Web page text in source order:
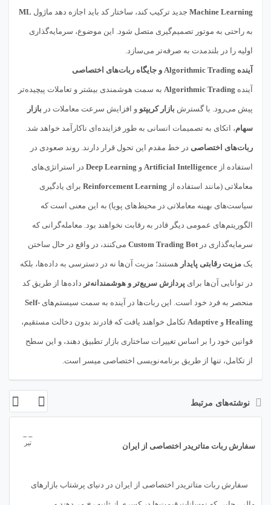
Machine Learning جدید ترکیب کند، ساختار کد باید اجازه دهد ماژول ML
به راحتی به موتور تصمیم‌گیری متصل شود. این موضوع، سرمایه‌گذاری
اولیه را در بلندمدت به صرفه‌تر می‌سازد.
آینده Algorithmic Trading و جایگاه ربات‌های اختصاصی
آینده Algorithmic Trading به سمت هوشمندی بیشتر و تعاملات پیچیده‌تر
پیش می‌رود. با گسترش بازار کریپتو و افزایش سرعت معاملات در بازار
سهام، اتکای به تصمیمات انسانی به طور فزاینده‌ای ناکارآمد خواهد شد.
ربات‌های اختصاصی در خط مقدم این تحول قرار دارند. روند صعودی در
استفاده از Artificial Intelligence و Deep Learning در استراتژی‌های
معاملاتی (مانند استفاده از Reinforcement Learning برای یادگیری
سیاست‌های بهینه معاملاتی در محیط‌های پویا) به این معنی است که
الگوریتم‌های عمومی دیگر قادر به رقابت نخواهند بود. معامله‌گرانی که
سرمایه‌گذاری درCustom Trading Bot می‌کنند، در واقع در حال ساختن
یک مزیت رقابتی پایدار هستند؛ مزیت آن‌ها نه در دسترسی به داده‌ها، بلکه
در توانایی آن‌ها برای پردازش سریع‌تر و هوشمندانه‌تر داده‌ها از طریق کد
منحصر به فرد خود است. این ربات‌ها در آینده به سمت سیستم‌های Self-
Healing و Adaptive تکامل خواهند یافت که قادرند بدون دخالت مستقیم،
قوانین خود را بر اساس تغییرات ساختاری بازار تطبیق دهند، و این سطح
از تکامل، تنها از طریق برنامه‌نویسی اختصاصی میسر است.
نوشته‌های مرتبط
سفارش ربات متاتریدر اختصاصی از ایران
سفارش ربات متاتریدر اختصاصی از ایران در دنیای پرشتاب بازارهای
تیر